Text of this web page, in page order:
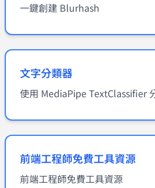
一鍵創建 Blurhash
文字分類器
使用 MediaPipe TextClassifier
前端工程師免費工具資源
前端工程師免費工具資源